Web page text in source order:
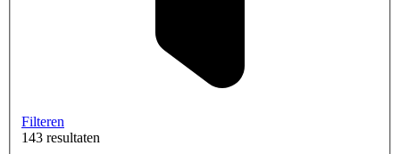
Filteren
143 resultaten